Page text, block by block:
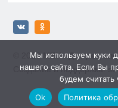
© 2026 МБУ «Дворец
Создание и поддержка:
Мы используем куки
нашего сайта. Если Вы
будем считать
Ok
Политика